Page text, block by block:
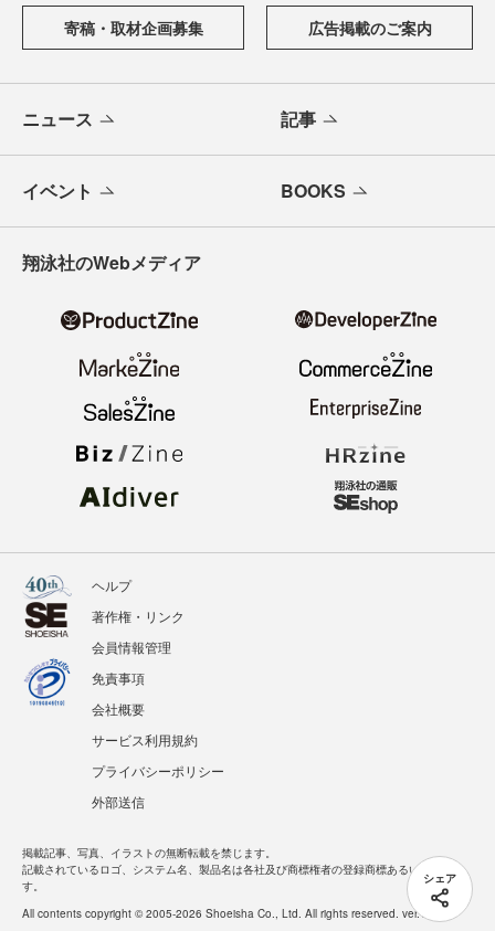
シェア
からAI活用、キャリアまで、ソフトウェア開発にかかわる
すべての人の学びと成長を支える最新情報と実践知をお届
ニュース 記事
イベント BOOKS
ヘルプ
会員情報管理
会社概要